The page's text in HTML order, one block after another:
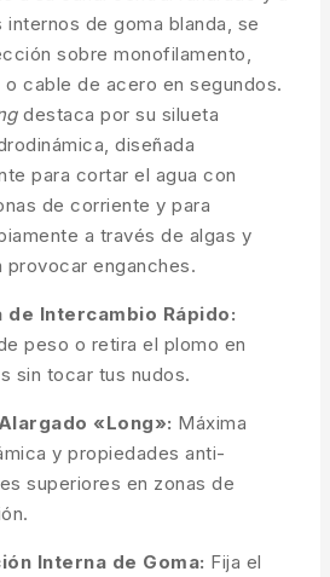
internos de goma blanda, se
sobre monofilamento,
cable de acero en segundos.
destaca por su silueta
diseñada
para cortar el agua con
de corriente y para
a través de algas y
provocar enganches.
de Intercambio Rápido:
peso o retira el plomo en
sin tocar tus nudos.
«Long»: Máxima
y propiedades anti-
superiores en zonas de
Interna de Goma: Fija el